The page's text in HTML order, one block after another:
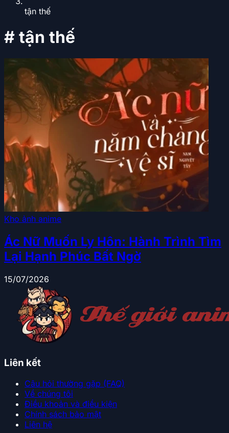
tận thế
# tận thế
Kho ảnh anime
Ác Nữ Muốn Ly Hôn: Hành Trình Tìm
Lại Hạnh Phúc Bất Ngờ
15/07/2026
Liên kết
Câu hỏi thường gặp (FAQ)
Về chúng tôi
Điều khoản và điều kiện
Chính sách bảo mật
Liên hệ